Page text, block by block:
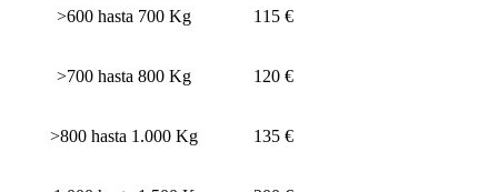
>600 hasta 700 Kg 115 €
>700 hasta 800 Kg 120 €
>800 hasta 1.000 Kg 135 €